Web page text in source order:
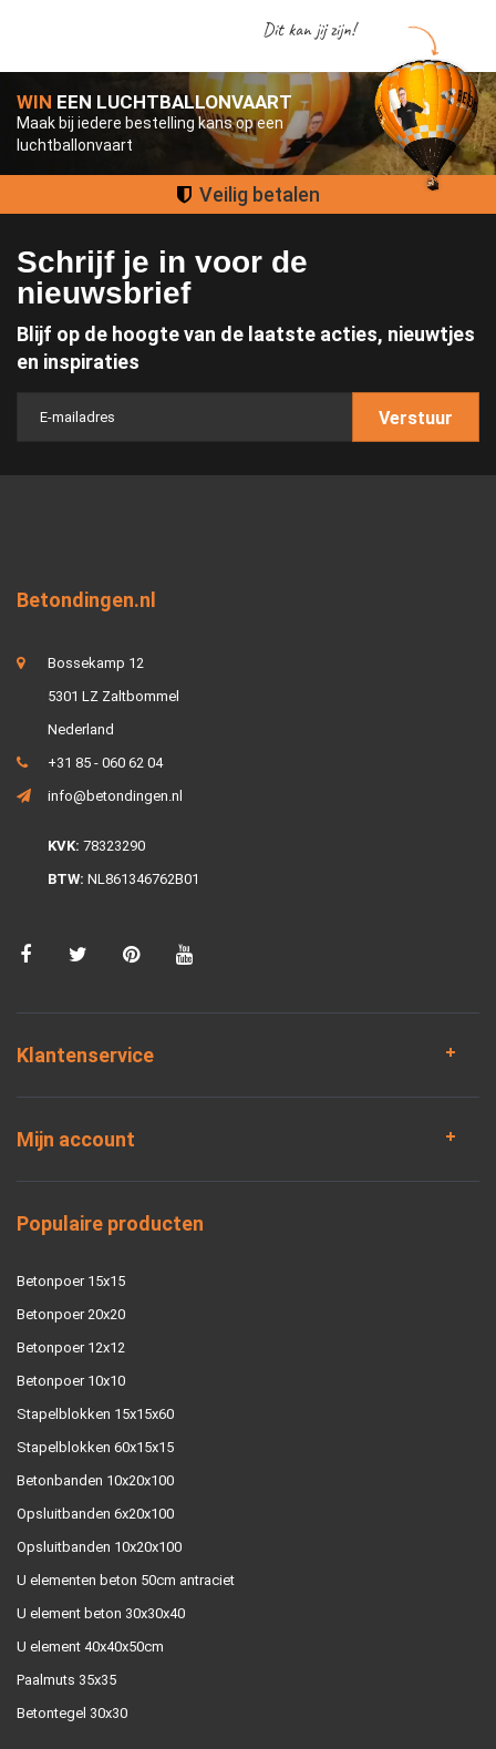
WIN EEN LUCHTBALLONVAART
Maak bij iedere bestelling kans op een
luchtballonvaart
Dit kan jij zijn!
Groot assortiment
Schrijf je in voor de
nieuwsbrief
Blijf op de hoogte van de laatste acties, nieuwtjes
en inspiraties
Verstuur
Betondingen.nl
Bossekamp 12
5301 LZ Zaltbommel
Nederland
+31 85 - 060 62 04
info@betondingen.nl
KVK: 78323290
BTW: NL861346762B01
Klantenservice
Mijn account
Populaire producten
Betonpoer 15x15
Betonpoer 20x20
Betonpoer 12x12
Betonpoer 10x10
Stapelblokken 15x15x60
Stapelblokken 60x15x15
Betonbanden 10x20x100
Opsluitbanden 6x20x100
Opsluitbanden 10x20x100
U elementen beton 50cm antraciet
U element beton 30x30x40
U element 40x40x50cm
Paalmuts 35x35
Betontegel 30x30